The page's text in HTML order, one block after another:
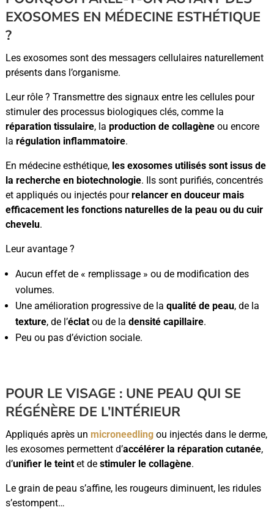
EXOSOMES EN MÉDECINE ESTHÉTIQUE
?
Les exosomes sont des messagers cellulaires naturellement
présents dans l’organisme.
Leur rôle ? Transmettre des signaux entre les cellules pour
stimuler des processus biologiques clés, comme la
réparation tissulaire, la production de collagène ou encore
la régulation inflammatoire.
En médecine esthétique, les exosomes utilisés sont issus de
la recherche en biotechnologie. Ils sont purifiés, concentrés
et appliqués ou injectés pourrelancer en douceur mais
efficacement les fonctions naturelles de la peau ou du cuir
chevelu.
Leur avantage ?
Aucun effet de « remplissage » ou de modification des
volumes.
Une amélioration progressive de la qualité de peau, de la
texture, de l’éclatou de la densité capillaire.
Peu ou pas d’éviction sociale.
POUR LE VISAGE : UNE PEAU QUI SE
RÉGÉNÈRE DE L’INTÉRIEUR
Appliqués après un microneedlingou injectés dans le derme,
les exosomes permettent d’accélérer la réparation cutanée,
d’unifier le teintet de stimuler le collagène.
Le grain de peau s’affine, les rougeurs diminuent, les ridules
s’estompent…